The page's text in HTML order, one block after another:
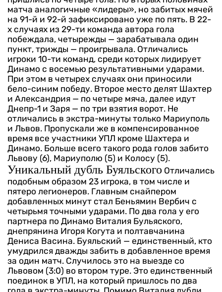
матча аналогичные «лидеры», но забитых мячей
на 91-й и 92-й зафиксировано уже по пять. В 22-
х случаях из 29-ти команда автора гола
побеждала, четырежды — зарабатывала один
пункт, трижды — проигрывала. Отличались
игроки 10-ти команд, среди которых лидирует
Динамо с восемью результативными ударами.
При этом в четырех случаях они приносили
бело-синим победу. Второе место делят Шахтер
и Александрия — по четыре мяча, далее идут
Днепр-1 и Заря — по три взятия ворот. Не
отличались в экстра-минуты только Мариуполь
и Львов. Пропускали же в компенсированное
время все участники УПЛ кроме Шахтера и
Динамо. Больше всего такого рода голов забито
Львову (6), Мариуполю (5) и Колосу (5).
Уникальный дубль Буяльского Отличались
подобным образом 23 игрока, в том числе и
пятеро легионеров. Главным снайпером
добавленных минут стал Беньямин Вербич с
четырьмя точными ударами. По два гола у его
партнера по Динамо Виталия Бульяского,
днепрянина Игоря Когута и полтавчанина
Дениса Васина. Буяльский — единственный, кто
умудрился дважды забить в добавленное время
за один матч. Случилось это на выезде со
Львовом (3:0) во втором туре. Это единственный
поединок в УПЛ, на который пришлось по два